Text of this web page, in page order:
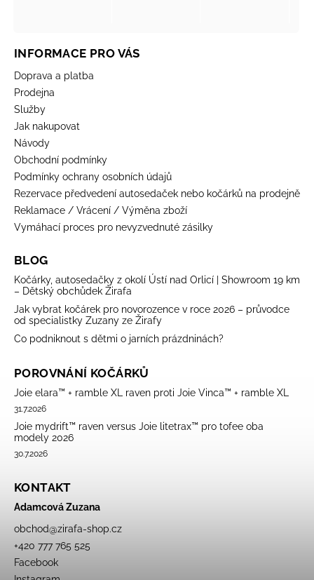
INFORMACE PRO VÁS
Doprava a platba
Prodejna
Služby
Jak nakupovat
Návody
Obchodní podmínky
Podmínky ochrany osobních údajů
Rezervace předvedení autosedaček nebo kočárků na prodejně
Reklamace / Vrácení / Výměna zboží
Vymáhací proces pro nevyzvednuté zásilky
BLOG
Kočárky, autosedačky z okolí Ústí nad Orlicí | Showroom 19 km
– Dětský obchůdek Žirafa
Jak vybrat kočárek pro novorozence v roce 2026 – průvodce
od specialistky Zuzany ze Žirafy
Co podniknout s dětmi o jarních prázdninách?
POROVNÁNÍ KOČÁRKŮ
Joie elara™ + ramble XL raven proti Joie Vinca™ + ramble XL
31.7.2026
Joie mydrift™ raven versus Joie litetrax™ pro tofee oba
modely 2026
30.7.2026
KONTAKT
Adamcová Zuzana
obchod@zirafa-shop.cz
+420 777 765 525
Facebook